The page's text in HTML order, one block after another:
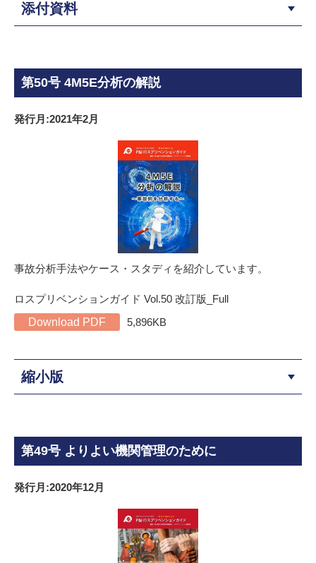
添付資料
第50号 4M5E分析の解説
発行月:2021年2月
事故分析手法やケース・スタディを紹介しています。
ロスプリベンションガイド Vol.50 改訂版_Full
Download PDF
5,896KB
縮小版
第49号 よりよい機関管理のために
発行月:2020年12月